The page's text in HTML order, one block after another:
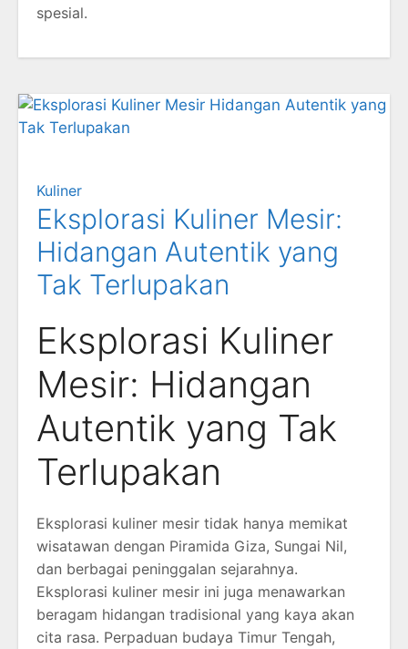
spesial.
Kuliner
Eksplorasi Kuliner Mesir:
Hidangan Autentik yang
Tak Terlupakan
Eksplorasi Kuliner
Mesir: Hidangan
Autentik yang Tak
Terlupakan
Eksplorasi kuliner mesir tidak hanya memikat
wisatawan dengan Piramida Giza, Sungai Nil,
dan berbagai peninggalan sejarahnya.
Eksplorasi kuliner mesir ini juga menawarkan
beragam hidangan tradisional yang kaya akan
cita rasa. Perpaduan budaya Timur Tengah,